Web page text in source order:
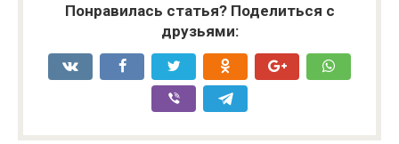
Понравилась статья? Поделиться с
друзьями: